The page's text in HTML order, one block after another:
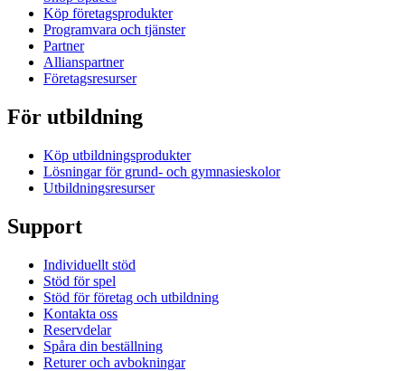
Köp företagsprodukter
Programvara och tjänster
Partner
Allianspartner
Företagsresurser
För utbildning
Köp utbildningsprodukter
Lösningar för grund- och gymnasieskolor
Utbildningsresurser
Support
Individuellt stöd
Stöd för spel
Stöd för företag och utbildning
Kontakta oss
Reservdelar
Spåra din beställning
Returer och avbokningar